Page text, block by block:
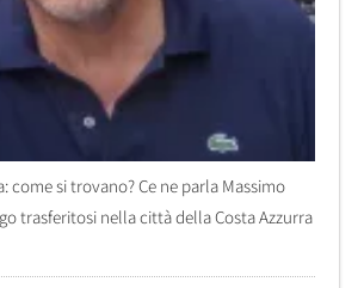
come si trovano? Ce ne parla Massimo
trasferitosi nella città della Costa Azzurra